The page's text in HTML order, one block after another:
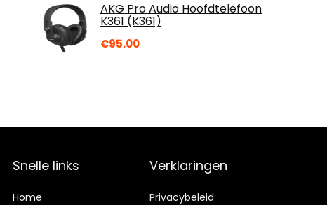
AKG Pro Audio Hoofdtelefoon
K361 (K361)
€95.00
Snelle links
Home
Verklaringen
Privacybeleid